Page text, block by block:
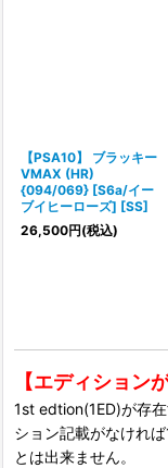
【PSA10】 ブラッキー
VMAX (HR)
{094/069} [S6a/イー
ブイヒーローズ] [SS]
26,500円(税込)
【エディション
1st edtion(1ED)が存
ション記載がなけれ
とは出来ません。